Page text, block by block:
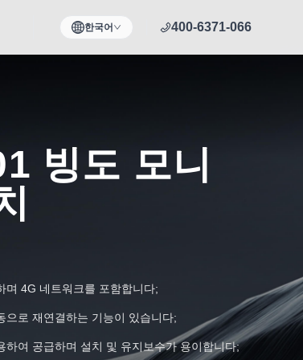
한국어 400-6371-066
빙도 모니
며 4G 네트워크를 포함합니다;
으로 재연결하는 기능이 있습니다;
하여 공급하며 설치 및 유지보수가 용이합니다;